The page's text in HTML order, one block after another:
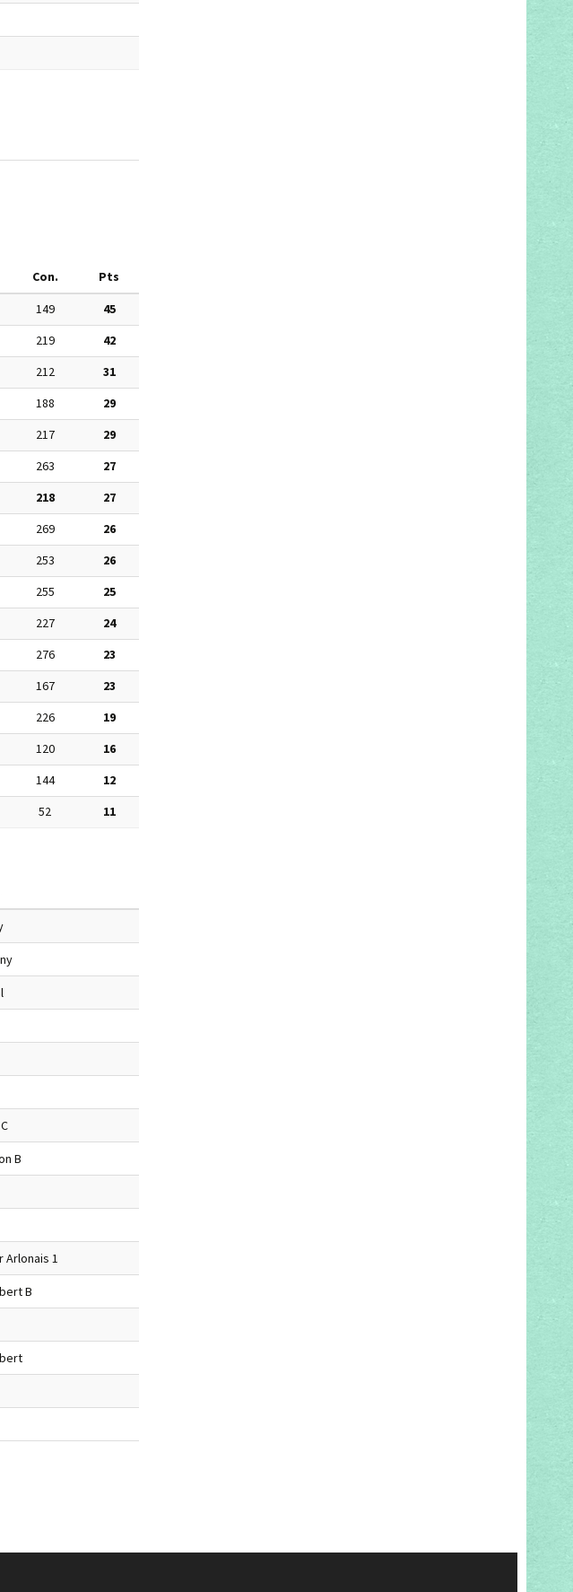
Con.
Pts
149
45
219
42
212
31
188
29
217
29
263
27
218
27
269
26
253
26
255
25
227
24
276
23
167
23
226
19
120
16
144
12
52 11
B
Arlonais 1
B